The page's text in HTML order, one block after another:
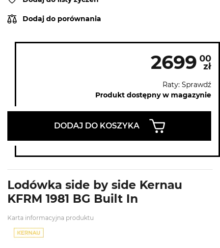
Dodaj do porównania
2699 00
zł
Raty: Sprawdź
Produkt dostępny w magazynie
DODAJ DO KOSZYKA
Lodówka side by side Kernau
KFRM 1981 BG Built In
Karta informacyjna produktu